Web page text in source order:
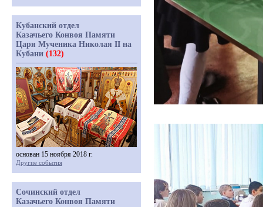
Кубанский отдел
Казачьего Конвоя Памяти
Царя Мученика Николая II на
Кубани (132)
основан 15 ноября 2018 г.
Другие события
Сочинский отдел
Казачьего Конвоя Памяти